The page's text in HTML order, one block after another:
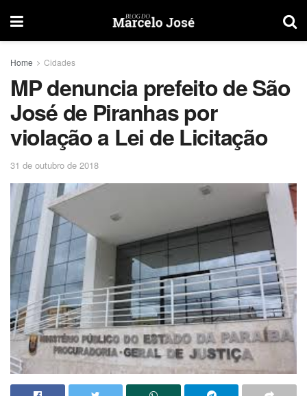
Home Cidades
MP denuncia prefeito de São
José de Piranhas por
violação a Lei de Licitação
31 de outubro de 2018